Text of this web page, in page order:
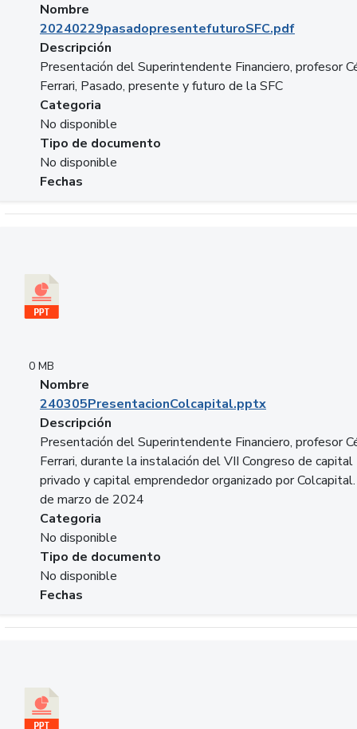
Nombre
20240229pasadopresentefuturoSFC.pdf
Descripción
Presentación del Superintendente Financiero, profesor
Ferrari, Pasado, presente y futuro de la SFC
Categoria
No disponible
Tipo de documento
No disponible
Fechas
0 MB
Nombre
240305PresentacionColcapital.pptx
Descripción
Presentación del Superintendente Financiero, profesor
Ferrari, durante la instalación del VII Congreso de capital
privado y capital emprendedor organizado por
de marzo de 2024
Categoria
No disponible
Tipo de documento
No disponible
Fechas